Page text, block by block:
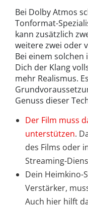
Bei Dolby Atmos
Tonformat-
kann zusätzlich
weitere zwei oder
Bei einem solchen
Dich der Klang
mehr Realismus.
Genuss dieser
Der Film muss
unterstützen.
des Films oder
Streaming-
Dein Heimkino-
Verstärker,
Auch hier hilft